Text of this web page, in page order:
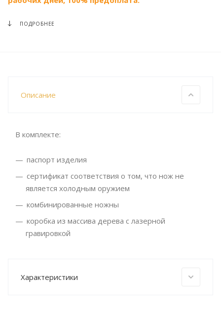
ПОДРОБНЕЕ
Описание
В комплекте:
паспорт изделия
сертификат соответствия о том, что нож не
является холодным оружием
комбинированные ножны
коробка из массива дерева с лазерной
гравировкой
Характеристики